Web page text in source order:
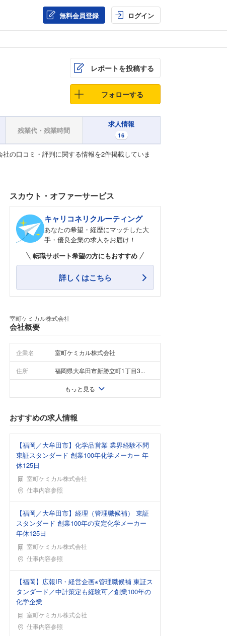
無料会員登録 ログイン
レポートを投稿する
フォローする
残業代・残業時間
求人情報
16
の口コミ・評判に関する情報を2件掲載していま
スカウト・オファーサービス
キャリコネリクルーティング
あなたの希望・経歴にマッチした大
手・優良企業の求人をお届け！
転職サポート希望の方にもおすすめ
詳しくはこちら
室町ケミカル株式会社
会社概要
企業名 室町ケミカル株式会社
住所 福岡県大牟田市新勝立町1丁目3...
もっと見る
おすすめの求人情報
【福岡／大牟田市】化学品営業 業界経験不問
東証スタンダード 創業100年化学メーカー 年
休125日
室町ケミカル株式会社
勤務地仕事内容参照
【福岡／大牟田市】経理（管理職候補） 東証
スタンダード 創業100年の安定化学メーカー
年休125日
室町ケミカル株式会社
勤務地仕事内容参照
【福岡】広報IR・経営企画※管理職候補 東証ス
タンダード／中計策定も経験可／創業100年の
化学企業
室町ケミカル株式会社
勤務地仕事内容参照